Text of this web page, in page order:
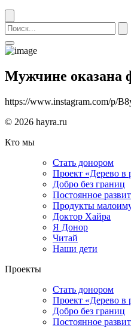
Мужчине оказана
https://www.instagram.com/p/
© 2026 hayra.ru
Кто мы
Стать донором
Проект «Дерево в
Добро без границ
Постоянное
Продукты
Доктор Хайра
Я Донор
Читай
Наши дети
Проекты
Стать донором
Проект «Дерево в
Добро без границ
Постоянное